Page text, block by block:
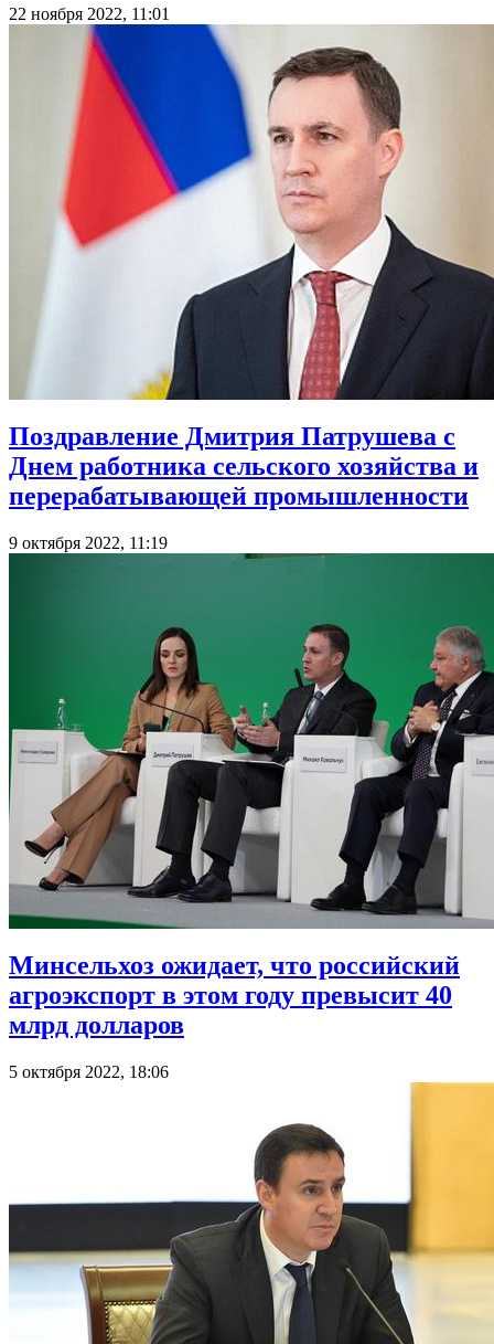
22 ноября 2022, 11:01
Поздравление Дмитрия Патрушева с
Днем работника сельского хозяйства и
перерабатывающей промышленности
9 октября 2022, 11:19
Минсельхоз ожидает, что российский
агроэкспорт в этом году превысит 40
млрд долларов
5 октября 2022, 18:06